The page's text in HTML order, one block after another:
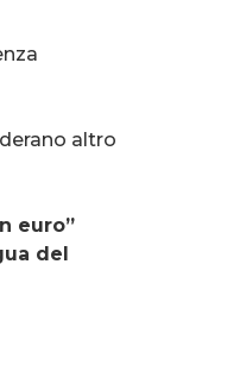
altro
euro”
del